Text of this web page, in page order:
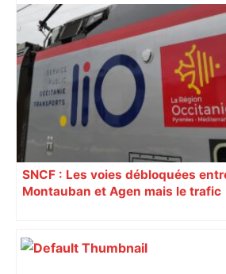
SNCF : Les voies débloquées
Montauban et Agen mais le trafic